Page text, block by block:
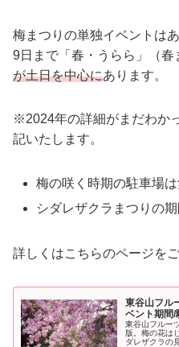
梅まつりの単独イベントは
9日まで「春・うらら」（春
が土日を中心にあります。
※2024年の詳細がまだわか
記いたします。
梅の咲く時期の駐車場
シダレザクラまつりの
詳しくはこちらのページをご
東谷山フル
ベント期間/
東谷山フルー
版。梅の花は
ダレザクラの